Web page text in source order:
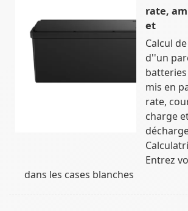
rate,
et
Calcul
d''un
mis en
rate,
charge
Entrez
dans les cases blanches